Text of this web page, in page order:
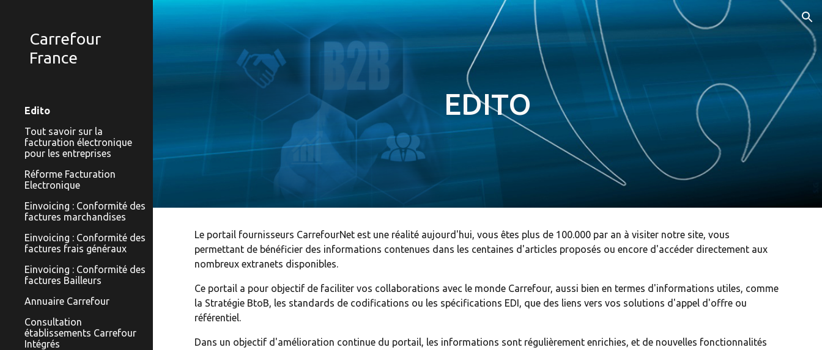
Skip to main content Skip to navigation
Carrefour
France
Edito
Tout savoir sur la
facturation électronique
pour les entreprises
Réforme Facturation
Electronique
Einvoicing : Conformité des
factures marchandises
Einvoicing : Conformité des
factures frais généraux
Einvoicing : Conformité des
factures Bailleurs
Annuaire Carrefour
Consultation
établissements Carrefour
Intégrés
EDITO
Le portail fournisseurs CarrefourNet est une réalité aujourd'hui, vous êtes plus de 100.000 par an à visiter notre site, vous
permettant de bénéficier des informations contenues dans les centaines d'articles proposés ou encore d'accéder directement aux
nombreux extranets disponibles.
Ce portail a pour objectif de faciliter vos collaborations avec le monde Carrefour, aussi bien en termes d'informations utiles, comme
la Stratégie BtoB, les standards de codifications ou les spécifications EDI, que des liens vers vos solutions d'appel d'offre ou
référentiel.
Dans un objectif d'amélioration continue du portail, les informations sont régulièrement enrichies, et de nouvelles fonctionnalités